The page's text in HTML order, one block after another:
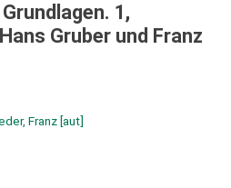
1,
Gruber und Franz
Franz[aut]